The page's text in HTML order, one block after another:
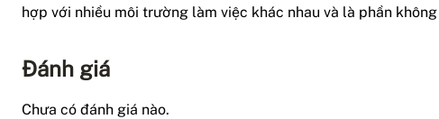
hợp với nhiều môi trường làm việc khác nhau và là phần
Đánh giá
Chưa có đánh giá nào.